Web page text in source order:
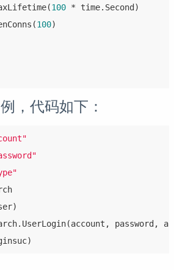
100 * time.Second)
100)
，代码如下：
password,